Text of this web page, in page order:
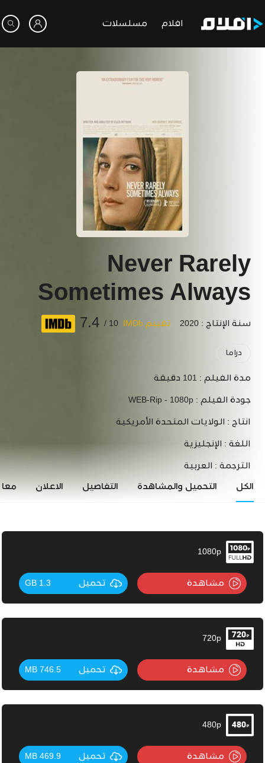
افلام مسلسلات
Never Rarely
Sometimes Always
سنة الإنتاج : 2020 تقييم IMDb 10 /
7.4
دراما
مدة الفيلم : 101 دقيقة
جودة الفيلم : WEB-Rip - 1080p
انتاج : الولايات المتحدة الأمريكية
اللغة : الإنجليزية
الترجمة : العربية
الكل التحميل والمشاهدة التفاصيل الاعلان
1080p
مشاهدة تحميل 1.3 GB
720p
مشاهدة تحميل 746.5 MB
480p
مشاهدة تحميل 469.9 MB